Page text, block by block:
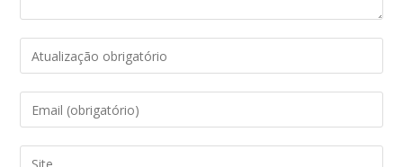
Enter
your
name
Enter
your
email
Enter